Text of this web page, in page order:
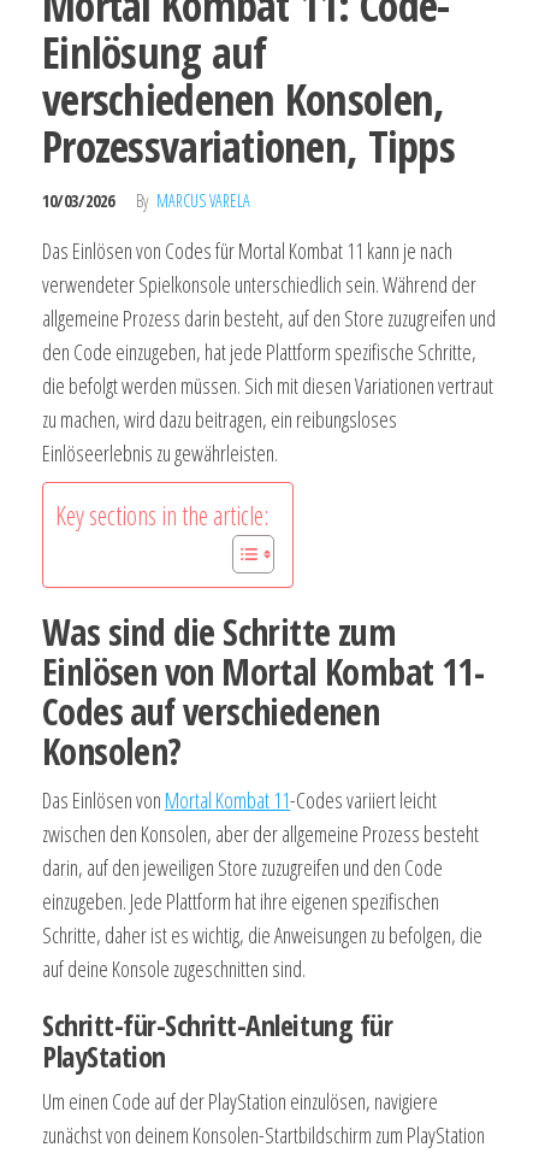
Einlösung auf
verschiedenen Konsolen,
Prozessvariationen, Tipps
10/03/2026 By MARCUS VARELA
Das Einlösen von Codes für Mortal Kombat 11 kann je nach
verwendeter Spielkonsole unterschiedlich sein. Während der
allgemeine Prozess darin besteht, auf den Store zuzugreifen und
den Code einzugeben, hat jede Plattform spezifische Schritte,
die befolgt werden müssen. Sich mit diesen Variationen vertraut
zu machen, wird dazu beitragen, ein reibungsloses
Einlöseerlebnis zu gewährleisten.
Key sections in the article:
Was sind die Schritte zum
Einlösen von Mortal Kombat 11-
Codes auf verschiedenen
Konsolen?
Das Einlösen von Mortal Kombat 11-Codes variiert leicht
zwischen den Konsolen, aber der allgemeine Prozess besteht
darin, auf den jeweiligen Store zuzugreifen und den Code
einzugeben. Jede Plattform hat ihre eigenen spezifischen
Schritte, daher ist es wichtig, die Anweisungen zu befolgen, die
auf deine Konsole zugeschnitten sind.
Schritt-für-Schritt-Anleitung für
PlayStation
Um einen Code auf der PlayStation einzulösen, navigiere
zunächst von deinem Konsolen-Startbildschirm zum PlayStation